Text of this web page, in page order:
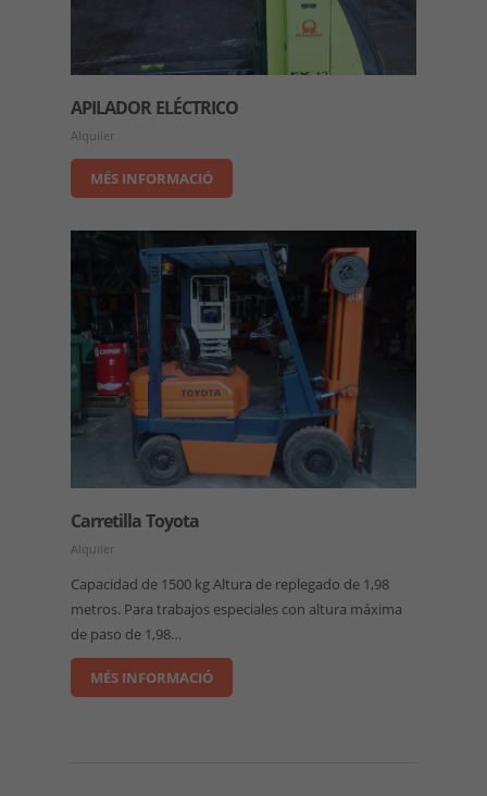
APILADOR ELÉCTRICO
Alquiler
MÉS INFORMACIÓ
Carretilla Toyota
Alquiler
Capacidad de 1500 kg Altura de replegado de 1,98
metros. Para trabajos especiales con altura máxima
de paso de 1,98…
MÉS INFORMACIÓ